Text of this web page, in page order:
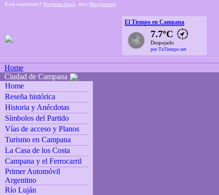
Está registrado? [Ingrese Aquí], sino [Regístrese]
El Tiempo en Campana
7.7ºC
Despejado
por TuTiempo.net
Home
Ciudad de Campana
Home
Reseña histórica
Historia y Anécdotas
Símbolos del Partido
Vías de acceso y Planos
Turismo en Campana
La Casa de los Costa
Campana y el Ferrocarril
Primer Automóvil
Argentino
Río Luján